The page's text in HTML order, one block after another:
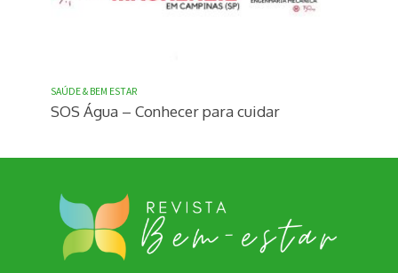
SAÚDE & BEM ESTAR
SOS Água – Conhecer para cuidar